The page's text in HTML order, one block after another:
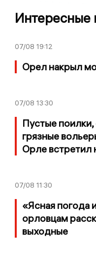
Интересные
07/08 19:12
Орел накрыл
07/08 13:30
Пустые
грязные
Орле встретил
07/08 11:30
«Ясная погода
орловцам
выходные